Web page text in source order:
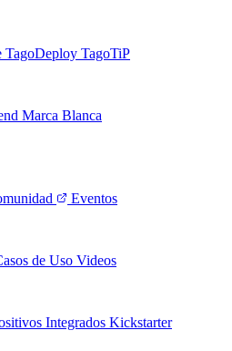
TagoDeploy TagoTiP
Marca Blanca
Eventos
de Uso Videos
Integrados Kickstarter